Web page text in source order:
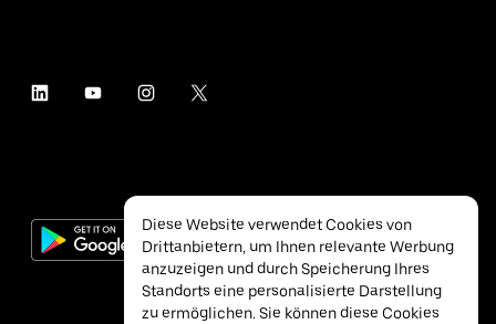
Diese Website verwendet Cookies von
Drittanbietern, um Ihnen relevante Werbung
anzuzeigen und durch Speicherung Ihres
Standorts eine personalisierte Darstellung
zu ermöglichen. Sie können diese Cookies